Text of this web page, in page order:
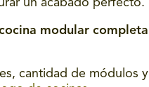
un acabado perfecto.
modular completa
cantidad de módulos y